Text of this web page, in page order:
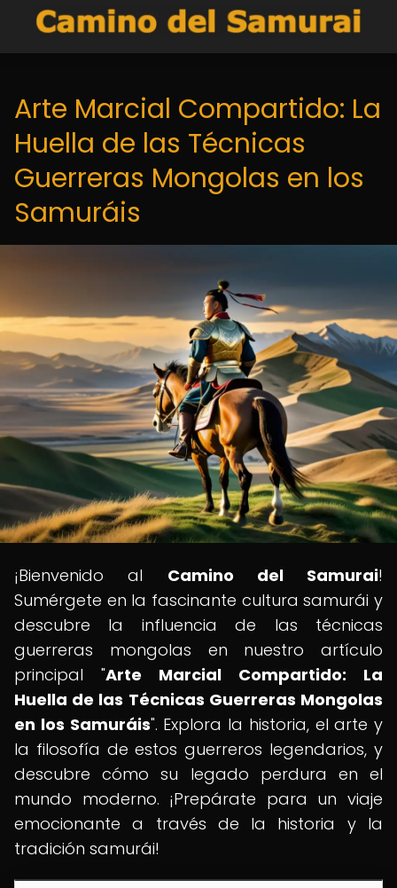
Arte Marcial Compartido: La
Huella de las Técnicas
Guerreras Mongolas en los
Samuráis
¡Bienvenido al Camino del Samurai!
Sumérgete en la fascinante cultura samurái y
descubre la influencia de las técnicas
guerreras mongolas en nuestro artículo
principal "Arte Marcial Compartido: La
Huella de las Técnicas Guerreras Mongolas
en los Samuráis". Explora la historia, el arte y
la filosofía de estos guerreros legendarios, y
descubre cómo su legado perdura en el
mundo moderno. ¡Prepárate para un viaje
emocionante a través de la historia y la
tradición samurái!